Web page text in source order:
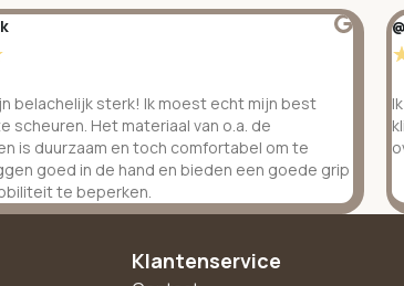
belachelijk sterk! Ik moest echt mijn best
scheuren. Het materiaal van o.a. de
is duurzaam en toch comfortabel om te
goed in de hand en bieden een goede grip
te beperken.
Klantenservice